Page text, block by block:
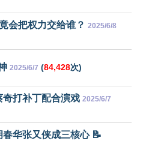
会把权力交给谁？ 2025/6/8
2025/6/7 (84,428次)
打补丁配合演戏 2025/6/7
华张又侠成三核心 📝